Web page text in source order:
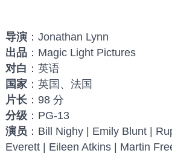
导演 ：Jonathan Lynn
出品 ：Magic Light Pictures
对白 ：英语
国家 ：英国、法国
片长 ：98 分
分级 ：PG-13
演员 ：Bill Nighy | Emily Blunt |
Everett | Eileen Atkins | Martin